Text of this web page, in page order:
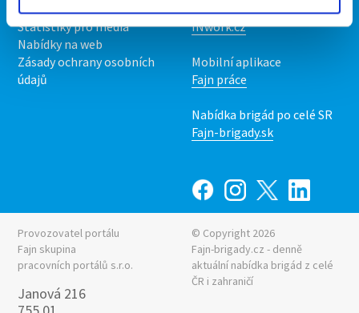
Upravit předvolby cookies
Statistiky pro média
Nabídky na web
Zásady ochrany osobních
údajů
Nabídka práce z celé ČR
INwork.cz
Mobilní aplikace
Fajn práce
Nabídka brigád po celé SR
Fajn-brigady.sk
Provozovatel portálu
Fajn skupina
pracovních portálů s.r.o.
Janová 216
© Copyright 2026
Fajn-brigady.cz - denně
aktuální nabídka brigád z celé
ČR i zahraničí